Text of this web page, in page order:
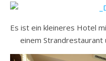
Es ist ein kleineres Hotel
einem Strandrestaurant